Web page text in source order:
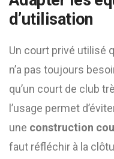
d’utilisation
Un court privé utilisé
n’a pas toujours
qu’un court de club
l’usage permet
une construction
faut réfléchir à la